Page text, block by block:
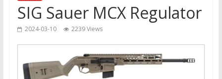
SIG Sauer MCX Regulator
2024-03-10 2239 Views